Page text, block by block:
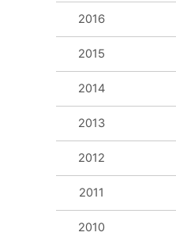
2016
2015
2014
2013
2012
2011
2010